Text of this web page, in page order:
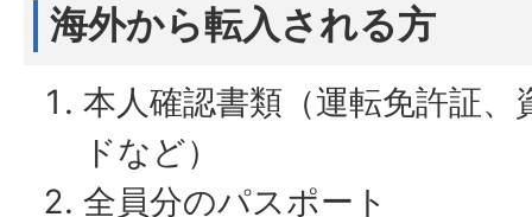
海外から転入される方
本人確認書類（運転免許証、
ドなど）
全員分のパスポート